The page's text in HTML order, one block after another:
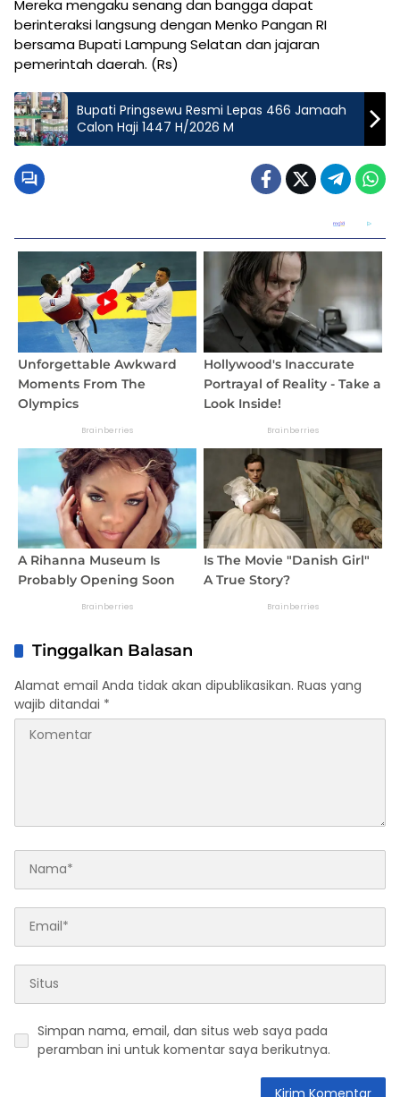
Mereka mengaku senang dan bangga dapat
berinteraksi langsung dengan Menko Pangan RI
bersama Bupati Lampung Selatan dan jajaran
pemerintah daerah. (Rs)
Bupati Pringsewu Resmi Lepas 466 Jamaah
Calon Haji 1447 H/2026 M
Tinggalkan Balasan
Alamat email Anda tidak akan dipublikasikan. Ruas yang
wajib ditandai *
Simpan nama, email, dan situs web saya pada
peramban ini untuk komentar saya berikutnya.